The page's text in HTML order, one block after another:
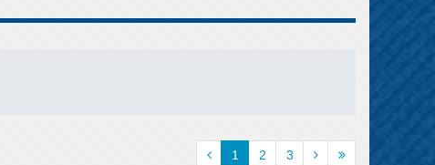
1 2 3